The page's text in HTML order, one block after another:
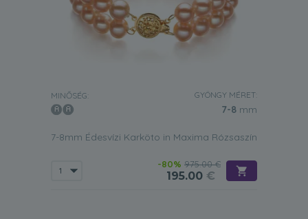
MINŐSÉG: GYÖNGY MÉRET:
7-8 mm
7-8mm Édesvízi Karköto in Maxima Rózsaszín
-80% 975.00 €
195.00 €